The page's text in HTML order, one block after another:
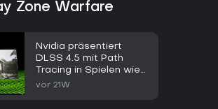
Zone Warfare
Nvidia präsentiert
DLSS 4.5 mit Path
Tracing in Spielen wie
007 First Light und
vor 21W